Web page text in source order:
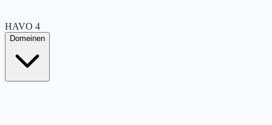
HAVO 4
Domeinen